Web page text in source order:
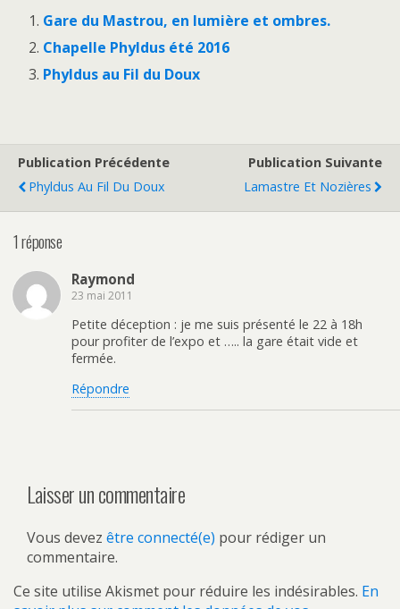
Gare du Mastrou, en lumière et ombres.
Chapelle Phyldus été 2016
Phyldus au Fil du Doux
Publication Précédente
Phyldus Au Fil Du Doux
Publication Suivante
Lamastre Et Nozières
1 réponse
Raymond
23 mai 2011
Petite déception : je me suis présenté le 22 à 18h
pour profiter de l’expo et ….. la gare était vide et
fermée.
Répondre
Laisser un commentaire
Vous devez être connecté(e) pour rédiger un
commentaire.
Ce site utilise Akismet pour réduire les indésirables. En